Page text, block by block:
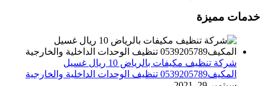
خدمات مميزة
شركة تنظيف مكيفات بالرياض 10 ريال غسيل
المكيف0539205789 تنظيف الوحدات الداخلية والخارجية